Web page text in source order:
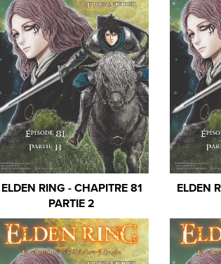
ELDEN RING - CHAPITRE 81
PARTIE 2
ELDEN